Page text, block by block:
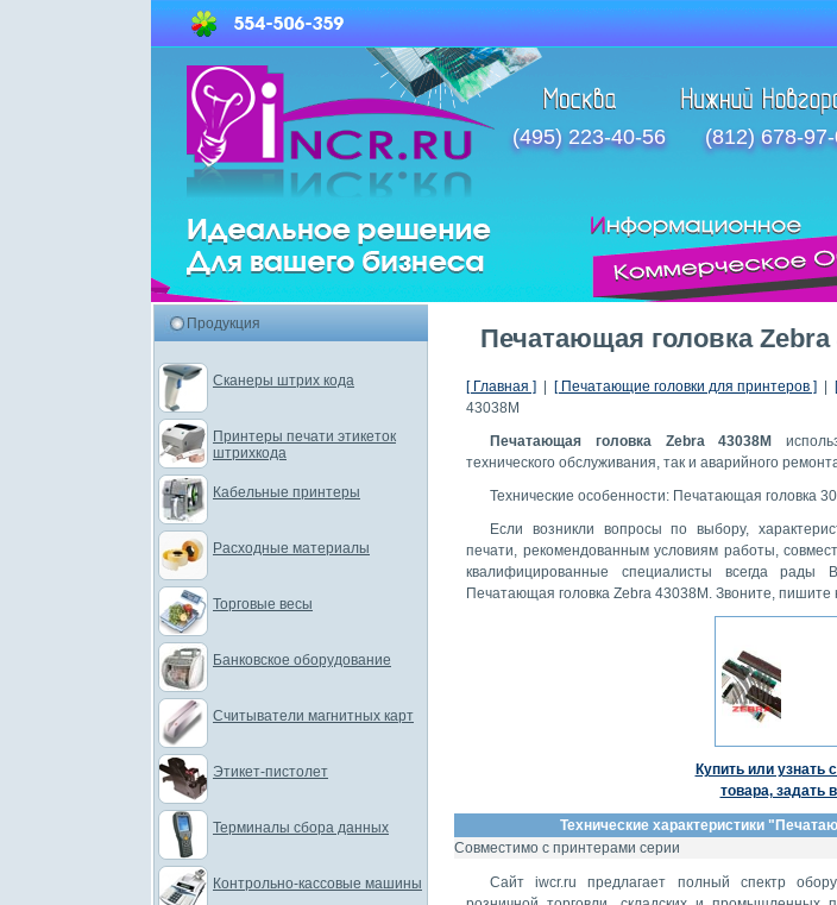
(495) 223-40-56 (812) 678-
Печатающая головка Zebra
[ Главная ] [ Печатающие головки для принтеров ]
43038M
Печатающая головка Zebra 43038M
технического обслуживания, так и аварийного
Технические особенности: Печатающая головка
Если возникли вопросы по выбору,
печати, рекомендованным условиям работы,
квалифицированные специалисты всегда
Печатающая головка Zebra 43038M. Звоните, пишите
Купить или узнать
товара, задать
Технические характеристики "
Совместимо с принтерами серии
Сайт iwcr.ru предлагает полный спектр
Продукция
Сканеры штрих кода
Принтеры печати этикеток
штрихкода
Кабельные принтеры
Расходные материалы
Торговые весы
Банковское оборудование
Считыватели магнитных карт
Этикет-пистолет
Терминалы сбора данных
Контрольно-кассовые машины